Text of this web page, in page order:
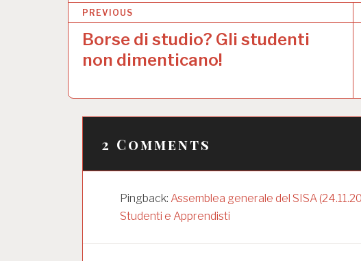
N
g
PREVIOUS
Borse di studio? Gli studenti
non dimenticano!
2 Comments
Pingback: Assemblea generale del SISA
Studenti e Apprendisti